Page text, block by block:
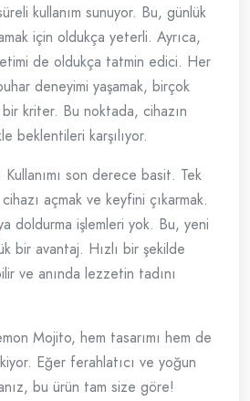
kullanım sunuyor. Bu, günlük
için oldukça yeterli. Ayrıca,
de oldukça tatmin edici. Her
deneyimi yaşamak, birçok
bir kriter. Bu noktada, cihazın
beklentileri karşılıyor.
: Kullanımı son derece basit. Tek
açmak ve keyfini çıkarmak.
doldurma işlemleri yok. Bu, yeni
bir avantaj. Hızlı bir şekilde
ve anında lezzetin tadını
Mojito, hem tasarımı hem de
Eğer ferahlatıcı ve yoğun
bu ürün tam size göre!